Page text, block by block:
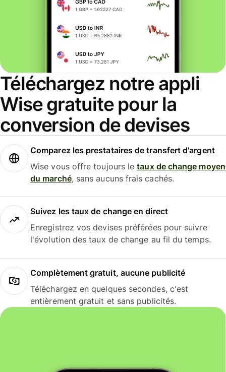
Téléchargez notre appli
Wise gratuite pour la
conversion de devises
Comparez les prestataires de transfert d'argent
Wise vous offre toujours letaux de change moyen
du marché, sans aucuns frais cachés.
Suivez les taux de change en direct
Enregistrez vos devises préférées pour suivre
l'évolution des taux de change au fil du temps.
Complètement gratuit, aucune publicité
Téléchargez en quelques secondes, c'est
entièrement gratuit et sans publicités.